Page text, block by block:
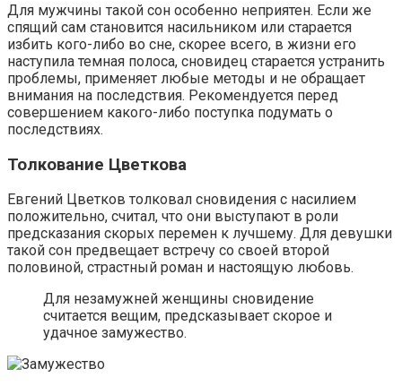
Для мужчины такой сон особенно неприятен. Если же
спящий сам становится насильником или старается
избить кого-либо во сне, скорее всего, в жизни его
наступила темная полоса, сновидец старается устранить
проблемы, применяет любые методы и не обращает
внимания на последствия. Рекомендуется перед
совершением какого-либо поступка подумать о
последствиях.
Толкование Цветкова
Евгений Цветков толковал сновидения с насилием
положительно, считал, что они выступают в роли
предсказания скорых перемен к лучшему. Для девушки
такой сон предвещает встречу со своей второй
половиной, страстный роман и настоящую любовь.
Для незамужней женщины сновидение
считается вещим, предсказывает скорое и
удачное замужество.